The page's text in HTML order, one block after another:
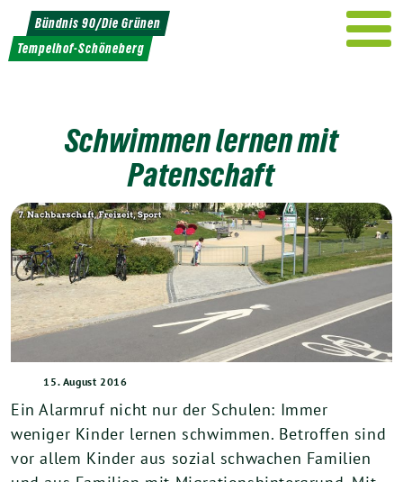
Weiter
zum
Inhalt
Bündnis 90/Die Grünen
Tempelhof-Schöneberg
Schwimmen lernen mit
Patenschaft
15. August 2016
Ein Alarmruf nicht nur der Schulen: Immer
weniger Kinder lernen schwimmen. Betroffen sind
vor allem Kinder aus sozial schwachen Familien